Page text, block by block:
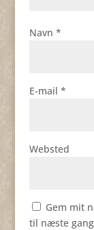
Navn *
E-mail *
Websted
Gem mit
til næste